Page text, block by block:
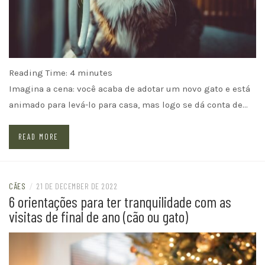
Reading Time: 4 minutes
Imagina a cena: você acaba de adotar um novo gato e está
animado para levá-lo para casa, mas logo se dá conta de…
READ MORE
CÃES / 21 DE DECEMBER DE 2022
6 orientações para ter tranquilidade com as
visitas de final de ano (cão ou gato)